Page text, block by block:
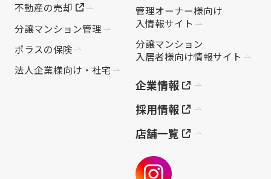
不動産の売却
分譲マンション管理
ポラスの保険
法人企業様向け・社宅
管理オーナー様向け
入情報サイト
分譲マンション
入居者様向け情報サイト
企業情報
採用情報
店舗一覧